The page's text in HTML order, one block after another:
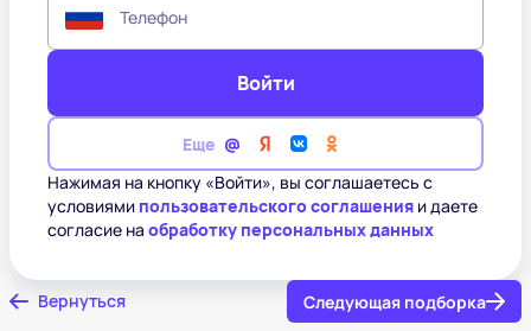
Телефон
Войти
Еще
Нажимая на кнопку «Войти», вы соглашаетесь с
условиями пользовательского соглашения и даете
согласие на обработку персональных данных
Вернуться Следующая подборка